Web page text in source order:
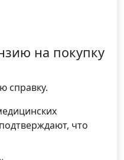
на покупку
справку.
что